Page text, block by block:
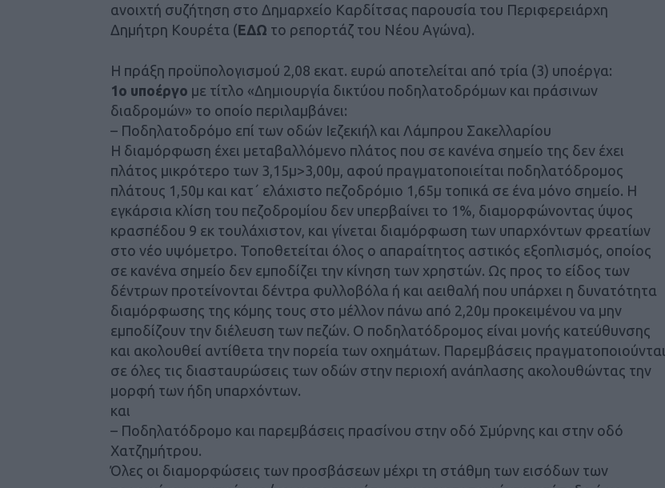
ανοιχτή συζήτηση στο Δημαρχείο Καρδίτσας παρουσία του Περιφερειάρχη
Δημήτρη Κουρέτα (ΕΔΩ το ρεπορτάζ του Νέου Αγώνα).
Η πράξη προϋπολογισμού 2,08 εκατ. ευρώ αποτελείται από τρία (3) υποέργα:
1ο υποέργο με τίτλο «Δημιουργία δικτύου ποδηλατοδρόμων και πράσινων
διαδρομών» το οποίο περιλαμβάνει:
– Ποδηλατοδρόμο επί των οδών Ιεζεκιήλ και Λάμπρου Σακελλαρίου
Η διαμόρφωση έχει μεταβαλλόμενο πλάτος που σε κανένα σημείο της δεν έχει
πλάτος μικρότερο των 3,15μ>3,00μ, αφού πραγματοποιείται ποδηλατόδρομος
πλάτους 1,50μ και κατ΄ ελάχιστο πεζοδρόμιο 1,65μ τοπικά σε ένα μόνο σημείο. Η
εγκάρσια κλίση του πεζοδρομίου δεν υπερβαίνει το 1%, διαμορφώνοντας ύψος
κρασπέδου 9 εκ τουλάχιστον, και γίνεται διαμόρφωση των υπαρχόντων φρεατίων
στο νέο υψόμετρο. Τοποθετείται όλος ο απαραίτητος αστικός εξοπλισμός, οποίος
σε κανένα σημείο δεν εμποδίζει την κίνηση των χρηστών. Ως προς το είδος των
δέντρων προτείνονται δέντρα φυλλοβόλα ή και αειθαλή που υπάρχει η δυνατότητα
διαμόρφωσης της κόμης τους στο μέλλον πάνω από 2,20μ προκειμένου να μην
εμποδίζουν την διέλευση των πεζών. Ο ποδηλατόδρομος είναι μονής κατεύθυνσης
και ακολουθεί αντίθετα την πορεία των οχημάτων. Παρεμβάσεις πραγματοποιούνται
σε όλες τις διασταυρώσεις των οδών στην περιοχή ανάπλασης ακολουθώντας την
μορφή των ήδη υπαρχόντων.
και
– Ποδηλατόδρομο και παρεμβάσεις πρασίνου στην οδό Σμύρνης και στην οδό
Χατζημήτρου.
Όλες οι διαμορφώσεις των προσβάσεων μέχρι τη στάθμη των εισόδων των